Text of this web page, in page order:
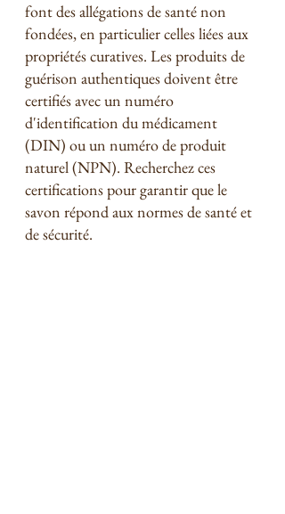
font des allégations de santé non
fondées, en particulier celles liées aux
propriétés curatives. Les produits de
guérison authentiques doivent être
certifiés avec un numéro
d'identification du médicament
(DIN) ou un numéro de produit
naturel (NPN). Recherchez ces
certifications pour garantir que le
savon répond aux normes de santé et
de sécurité.